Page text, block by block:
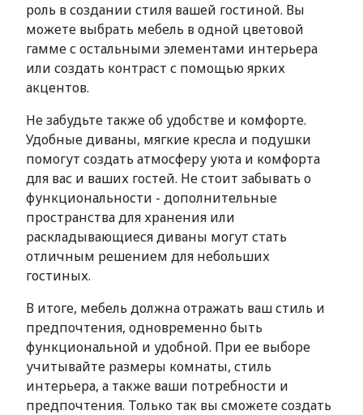
роль в создании стиля вашей гостиной. Вы
можете выбрать мебель в одной цветовой
гамме с остальными элементами интерьера
или создать контраст с помощью ярких
акцентов.
Не забудьте также об удобстве и комфорте.
Удобные диваны, мягкие кресла и подушки
помогут создать атмосферу уюта и комфорта
для вас и ваших гостей. Не стоит забывать о
функциональности - дополнительные
пространства для хранения или
раскладывающиеся диваны могут стать
отличным решением для небольших
гостиных.
В итоге, мебель должна отражать ваш стиль и
предпочтения, одновременно быть
функциональной и удобной. При ее выборе
учитывайте размеры комнаты, стиль
интерьера, а также ваши потребности и
предпочтения. Только так вы сможете создать